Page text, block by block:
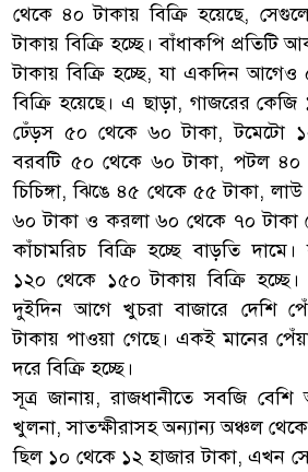
থেকে ৪০ টাকায় বিক্রি হয়েছে,
টাকায় বিক্রি হচ্ছে। বাঁধাকপি
টাকায় বিক্রি হচ্ছে, যা একদিন
বিক্রি হয়েছে। এ ছাড়া, গাজরের
ঢেঁড়স ৫০ থেকে ৬০ টাকা, টমেটো
বরবটি ৫০ থেকে ৬০ টাকা, পটল ৪০
চিচিঙ্গা, ঝিঙে ৪৫ থেকে ৫৫ টাকা,
৬০ টাকা ও করলা ৬০ থেকে ৭০ টাকা
কাঁচামরিচ বিক্রি হচ্ছে বাড়তি দামে।
১২০ থেকে ১৫০ টাকায় বিক্রি
দুইদিন আগে খুচরা বাজারে দেশি
টাকায় পাওয়া গেছে। একই মানের
দরে বিক্রি হচ্ছে।
সূত্র জানায়, রাজধানীতে সবজি
খুলনা, সাতক্ষীরাসহ অন্যান্য অঞ্চল
ছিল ১০ থেকে ১২ হাজার টাকা, এখন সে